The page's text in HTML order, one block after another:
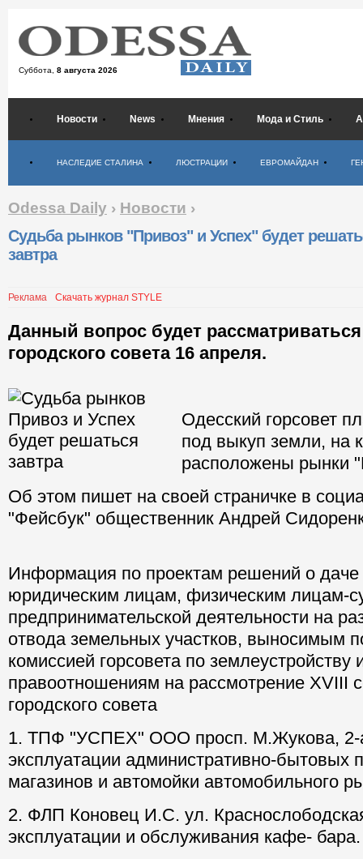
Суббота, 8 августа 2026
Новости News Мнения Мода и Стиль
НАСЛЕДИЕ СТАЛИНА ЛЮСТРАЦИИ ЕВРОМАЙДАН
Odessa Daily › Новости ›
Судьба рынков "Привоз" и Успех" будет
завтра
Реклама Скачать журнал STYLE
Данный вопрос будет
городского совета 16 апреля.
Одесский горсовет
под выкуп земли, на
расположены рынки
Об этом пишет на своей страничке в
"Фейсбук" общественник Андрей
Информация по проектам решений о
юридическим лицам, физическим лицам-
предпринимательской деятельности на
отвода земельных участков, выносимым
комиссией горсовета по
правоотношениям на рассмотрение XVIII
городского совета
1. ТПФ "УСПЕХ" ООО просп. М.Жукова, 2-
эксплуатации административно-бытовых
магазинов и автомойки автомобильного
2. ФЛП Коновец И.С. ул.
эксплуатации и обслуживания кафе-